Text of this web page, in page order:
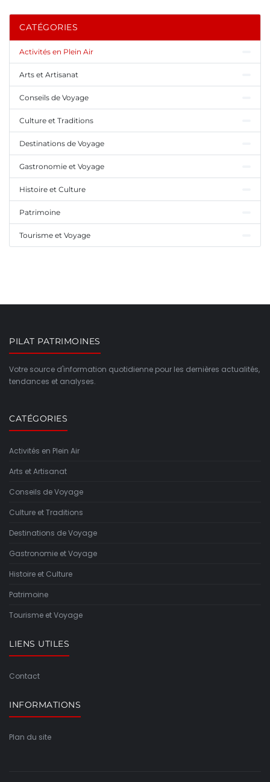
CATÉGORIES
Activités en Plein Air
Arts et Artisanat
Conseils de Voyage
Culture et Traditions
Destinations de Voyage
Gastronomie et Voyage
Histoire et Culture
Patrimoine
Tourisme et Voyage
PILAT PATRIMOINES
Votre source d'information quotidienne pour les dernières actualités,
tendances et analyses.
CATÉGORIES
Activités en Plein Air
Arts et Artisanat
Conseils de Voyage
Culture et Traditions
Destinations de Voyage
Gastronomie et Voyage
Histoire et Culture
Patrimoine
Tourisme et Voyage
LIENS UTILES
Contact
INFORMATIONS
Plan du site